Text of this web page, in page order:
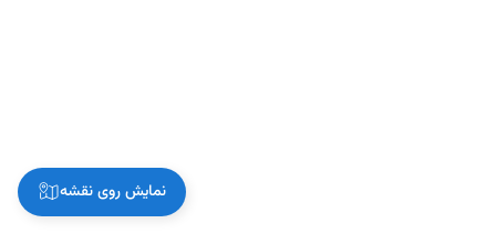
نمایش روی نقشه